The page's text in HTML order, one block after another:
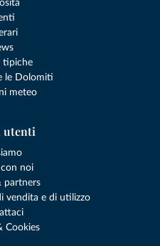
tipiche
le Dolomiti
meteo
utenti
con noi
partners
vendita e di utilizzo
Cookies